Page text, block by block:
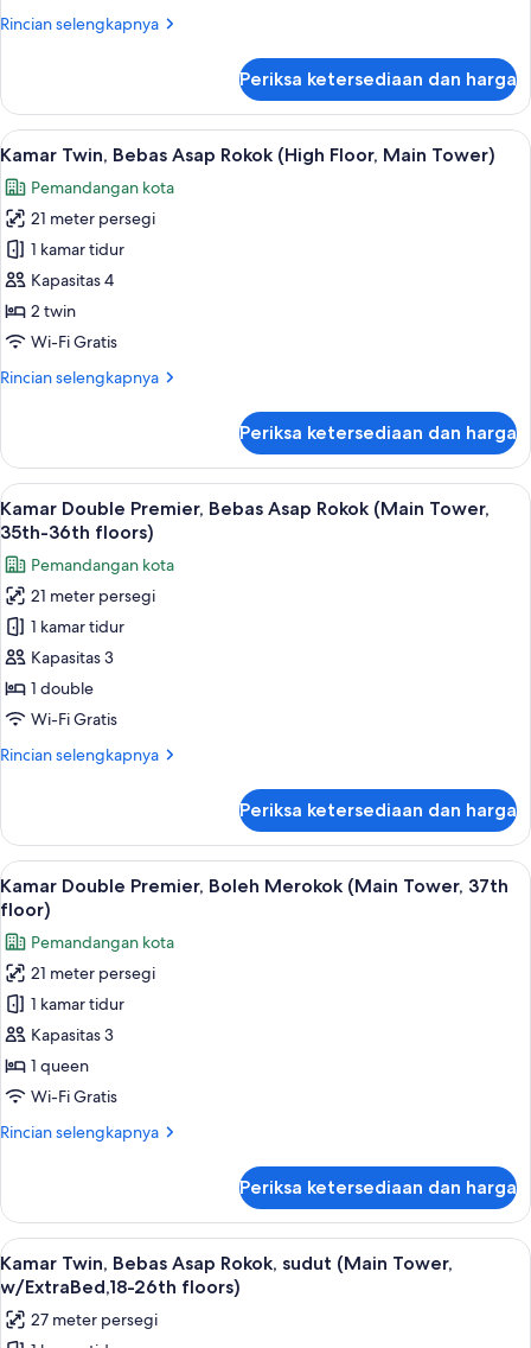
Rokok
Rincian selengkapnya
Rincian
Kamar
Double,
Bebas
Rokok
(Annex
Tower)
Periksa ketersediaan dan harga
Lihat
semua
foto
untuk
Kamar
Twin,
Bebas
Asap
(High
Tower)
Brankas, ruang kerja ramah laptop,
10
Kamar Twin, Bebas Asap Rokok (High Floor, Main Tower)
Pemandangan kota
21 meter persegi
1 kamar tidur
Kapasitas 4
2 twin
Wi-Fi Gratis
Rincian selengkapnya
Rincian
Kamar
Twin,
Bebas
Asap
(High
Floor,
Main
Tower)
Periksa ketersediaan dan harga
Lihat
semua
foto
untuk
Kamar
Double
Premier,
Bebas
Asap
(Main
36th
floors)
Brankas, ruang kerja ramah laptop,
15
Kamar Double Premier, Bebas Asap Rokok (Main Tower,
35th-36th floors)
Pemandangan kota
21 meter persegi
1 kamar tidur
Kapasitas 3
1 double
Wi-Fi Gratis
Rincian selengkapnya
Rincian
Kamar
Double
Premier,
Bebas
Rokok
(Main
Tower,
35th-
36th
Periksa ketersediaan dan harga
Lihat
semua
foto
untuk
Kamar
Double
Premier,
Boleh
Merokok
Tower,
Brankas, ruang kerja ramah laptop,
15
Kamar Double Premier, Boleh Merokok (Main Tower, 37th
floor)
Pemandangan kota
21 meter persegi
1 kamar tidur
Kapasitas 3
1 queen
Wi-Fi Gratis
Rincian selengkapnya
Rincian
Kamar
Double
Premier,
Boleh
Merokok
(Main
Periksa ketersediaan dan harga
Lihat
semua
foto
untuk
Kamar Twin, Bebas Asap Rokok,
8
Kamar Twin, Bebas Asap Rokok, sudut (Main Tower,
w/ExtraBed,18-26th floors)
27 meter persegi